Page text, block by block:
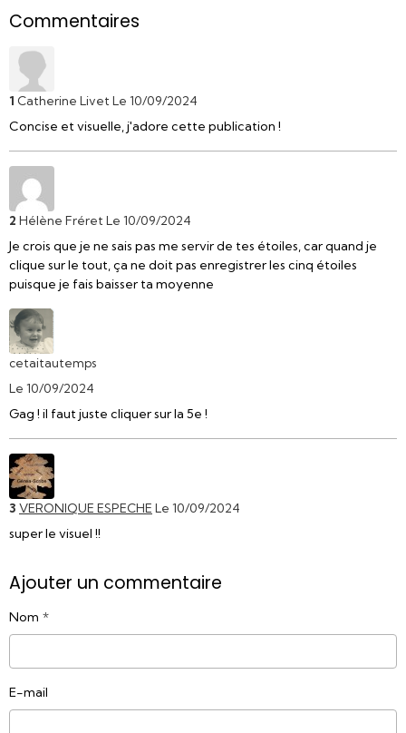
Commentaires
1 Catherine Livet Le 10/09/2024
Concise et visuelle, j'adore cette publication !
2 Hélène Fréret Le 10/09/2024
Je crois que je ne sais pas me servir de tes étoiles, car quand je
clique sur le tout, ça ne doit pas enregistrer les cinq étoiles
puisque je fais baisser ta moyenne
cetaitautemps
Le 10/09/2024
Gag ! il faut juste cliquer sur la 5e !
3 VERONIQUE ESPECHE Le 10/09/2024
super le visuel !!
Ajouter un commentaire
Nom
E-mail